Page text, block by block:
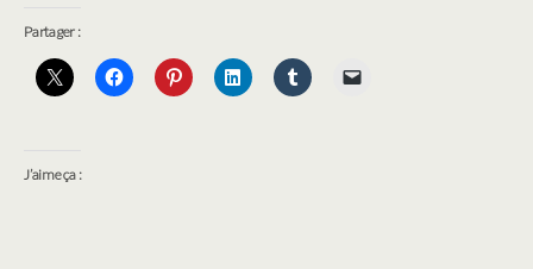
Partager :
J’aime ça :